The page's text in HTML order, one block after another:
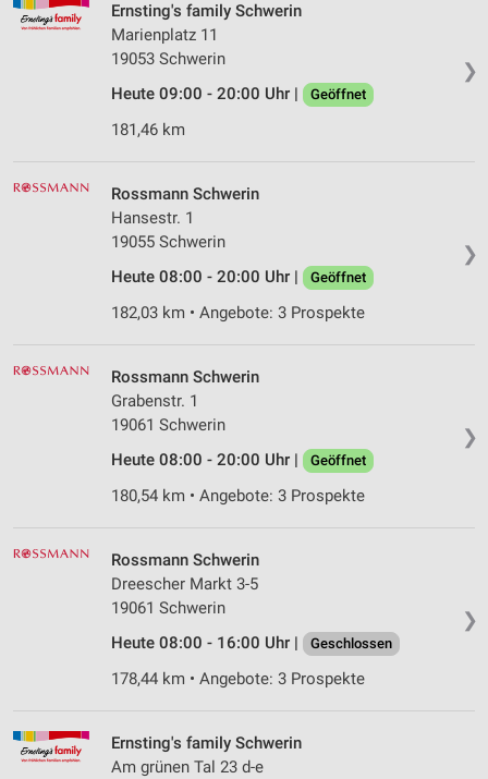
❯
Ernsting's family Schwerin
Marienplatz 11
19053 Schwerin
Heute 09:00 - 20:00 Uhr |
Geöffnet
181,46 km
❯
Rossmann Schwerin
Hansestr. 1
19055 Schwerin
Heute 08:00 - 20:00 Uhr |
Geöffnet
182,03 km • Angebote: 3 Prospekte
❯
Rossmann Schwerin
Grabenstr. 1
19061 Schwerin
Heute 08:00 - 20:00 Uhr |
Geöffnet
180,54 km • Angebote: 3 Prospekte
❯
Rossmann Schwerin
Dreescher Markt 3-5
19061 Schwerin
Heute 08:00 - 16:00 Uhr |
Geschlossen
178,44 km • Angebote: 3 Prospekte
Ernsting's family Schwerin
Am grünen Tal 23 d-e